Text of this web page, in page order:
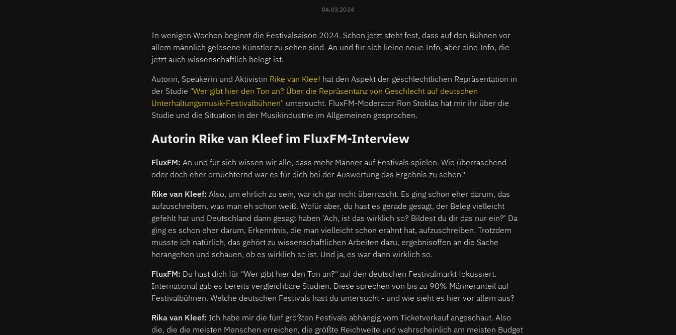
04.03.2024
In wenigen Wochen beginnt die Festivalsaison 2024. Schon jetzt steht fest, dass auf den Bühnen vor
allem männlich gelesene Künstler zu sehen sind. An und für sich keine neue Info, aber eine Info, die
jetzt auch wissenschaftlich belegt ist.
Autorin, Speakerin und Aktivistin Rike van Kleef hat den Aspekt der geschlechtlichen Repräsentation in
der Studie "Wer gibt hier den Ton an? Über die Repräsentanz von Geschlecht auf deutschen
Unterhaltungsmusik-Festivalbühnen" untersucht. FluxFM-Moderator Ron Stoklas hat mir ihr über die
Studie und die Situation in der Musikindustrie im Allgemeinen gesprochen.
Autorin Rike van Kleef im FluxFM-Interview
FluxFM: An und für sich wissen wir alle, dass mehr Männer auf Festivals spielen. Wie überraschend
oder doch eher ernüchternd war es für dich bei der Auswertung das Ergebnis zu sehen?
Rike van Kleef: Also, um ehrlich zu sein, war ich gar nicht überrascht. Es ging schon eher darum, das
aufzuschreiben, was man eh schon weiß. Wofür aber, du hast es gerade gesagt, der Beleg vielleicht
gefehlt hat und Deutschland dann gesagt haben 'Ach, ist das wirklich so? Bildest du dir das nur ein?' Da
ging es schon eher darum, Erkenntnis, die man vielleicht schon erahnt hat, aufzuschreiben. Trotzdem
musste ich natürlich, das gehört zu wissenschaftlichen Arbeiten dazu, ergebnisoffen an die Sache
herangehen und schauen, ob es wirklich so ist. Und ja, es war dann wirklich so.
FluxFM: Du hast dich für "Wer gibt hier den Ton an?" auf den deutschen Festivalmarkt fokussiert.
International gab es bereits vergleichbare Studien. Diese sprechen von bis zu 90% Männeranteil auf
Festivalbühnen. Welche deutschen Festivals hast du untersucht - und wie sieht es hier vor allem aus?
Rika van Kleef: Ich habe mir die fünf größten Festivals abhängig vom Ticketverkauf angeschaut. Also
die, die die meisten Menschen erreichen, die größte Reichweite und wahrscheinlich am meisten Budget